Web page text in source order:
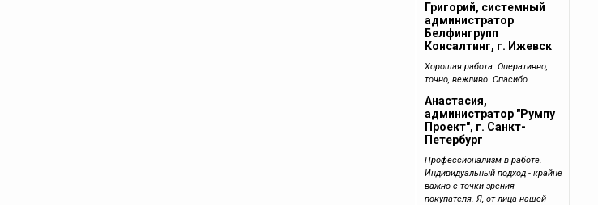
Григорий, системный
администратор
Белфингрупп
Консалтинг, г. Ижевск
Хорошая работа. Оперативно,
точно, вежливо. Спасибо.
Анастасия,
администратор "Румпу
Проект", г. Санкт-
Петербург
Профессионализм в работе.
Индивидуальный подход - крайне
важно с точки зрения
покупателя. Я, от лица нашей